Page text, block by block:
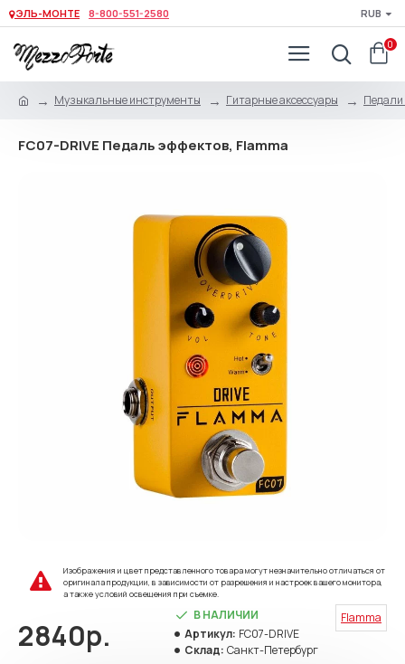
ЭЛЬ-МОНТЕ 8-800-551-2580 RUB
0
Музыкальные инструменты Гитарные аксессуары Педали
FC07-DRIVE Педаль эффектов, Flamma
Изображения и цвет представленного товара могут незначительно отличаться от
оригинала продукции, в зависимости от разрешения и настроек вашего монитора,
а также условий освещения при съемке.
2840р.
В НАЛИЧИИ
Артикул: FC07-DRIVE
Склад: Санкт-Петербург
Flamma